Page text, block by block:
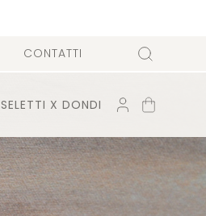
CONTATTI Cerca
SELETTI X DONDI ACCOUNT
CARRELLO